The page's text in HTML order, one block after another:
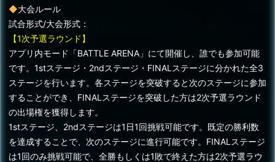
◆大会ルール
試合形式/大会形式：
【1次予選ラウンド】
アプリ内モード「BATTLE ARENA」にて開催し、誰でも参加可能
です。1stステージ・2ndステージ・FINALステージに分かれた全3
ステージを行います。各ステージを突破すると次のステージに参加
することができ、FINALステージを突破した方は2次予選ラウンド
の出場権を獲得します。
1stステージ、2ndステージは1日1回挑戦可能です。既定の勝利数
を達成することで、次のステージに進行可能です。FINALステージ
は1回のみ挑戦可能で、全勝もしくは1敗で終えた方は2次予選ラウ